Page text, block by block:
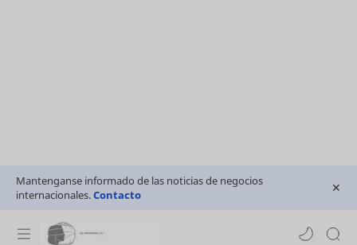
Mantenganse informado de las noticias de negocios
internacionales.Contacto